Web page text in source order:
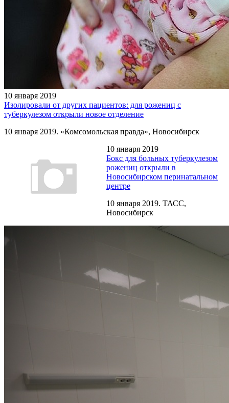
10 января 2019
Изолировали от других пациентов: для рожениц с
туберкулезом открыли новое отделение
10 января 2019. «Комсомольская правда», Новосибирск
10 января 2019
Бокс для больных туберкулезом
рожениц открыли в
Новосибирском перинатальном
центре
10 января 2019. ТАСС,
Новосибирск